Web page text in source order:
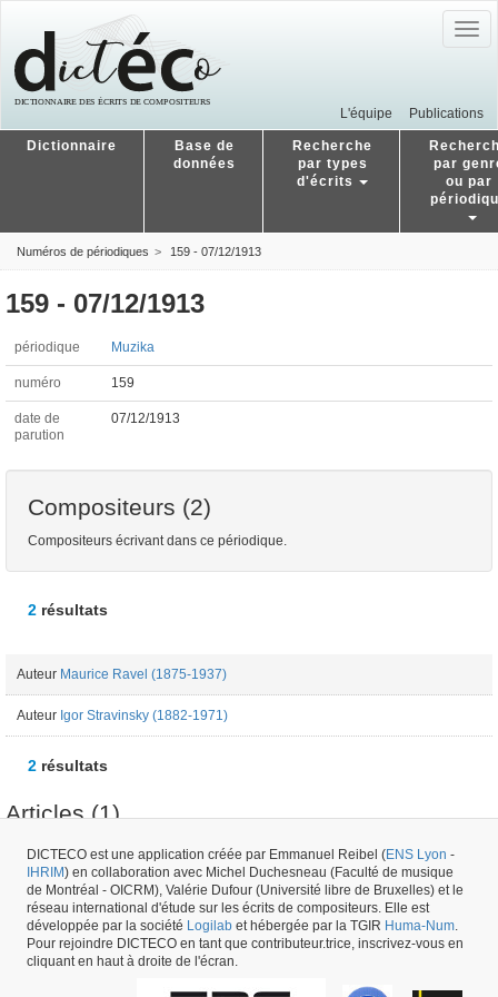
L'équipe Publications
Dictionnaire
Base de
données
Recherche
par types
d'écrits
par
ou par
Numéros de périodiques 159 - 07/12/1913
159 - 07/12/1913
périodique Muzika
numéro 159
date de
parution
07/12/1913
Compositeurs (2)
Compositeurs écrivant dans ce périodique.
2 résultats
Auteur Maurice Ravel (1875-1937)
Auteur Igor Stravinsky (1882-1971)
2 résultats
Articles (1)
ArticleIgor Stravinsky (1882-1971) - "Pis'mo Stravinskogo" [Une lettre de
Stravinki, Trois Poésies de la lyrique japonaise] - Muzika - 07/12/1913
Numéro de périodique #12307 -créé le 26/01/2017 par Fauve Bougard
DICTECO est une application créée par Emmanuel Reibel (ENS Lyon -
IHRIM) en collaboration avec Michel Duchesneau (Faculté de musique
de Montréal - OICRM), Valérie Dufour (Université libre de Bruxelles) et le
réseau international d'étude sur les écrits de compositeurs. Elle est
développée par la société Logilab et hébergée par la TGIR Huma-Num
Pour rejoindre DICTECO en tant que contributeur.trice, inscrivez-vous en
cliquant en haut à droite de l'écran.